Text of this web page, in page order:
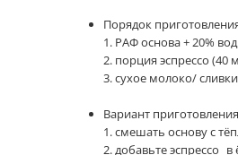
Порядок
1. РАФ основа + 20%
2. порция эспрессо (40
3. сухое молоко/
Вариант
1. смешать основу с
2. добавьте эспрессо